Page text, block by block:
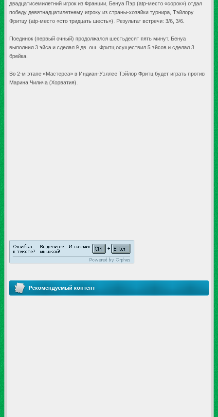
двадцатисемилетний игрок из Франции, Бенуа Пэр (atp-место «сорок») отдал
победу девятнадцатилетнему игроку из страны-хозяйки турнира, Тэйлору
Фритцу (atp-место «сто тридцать шесть»). Результат встречи: 3/6, 3/6.
Поединок (первый очный) продолжался шестьдесят пять минут. Бенуа
выполнил 3 эйса и сделал 9 дв. ош. Фритц осуществил 5 эйсов и сделал 3
брейка.
Во 2-м этапе «Мастерса» в Индиан-Уэллсе Тэйлор Фритц будет играть против
Марина Чилича (Хорватия).
Рекомендуемый контент